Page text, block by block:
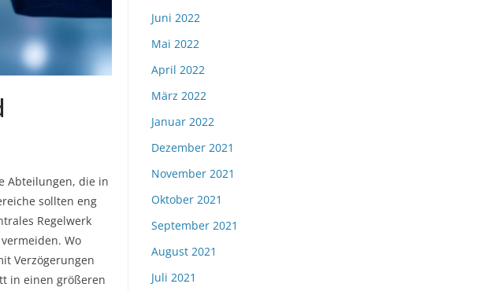
Abteilungen, die in
sollten eng
Regelwerk
Wo
Verzögerungen
in einen größeren
Juni 2022
Mai 2022
April 2022
März 2022
Januar 2022
Dezember 2021
November 2021
Oktober 2021
September 2021
August 2021
Juli 2021